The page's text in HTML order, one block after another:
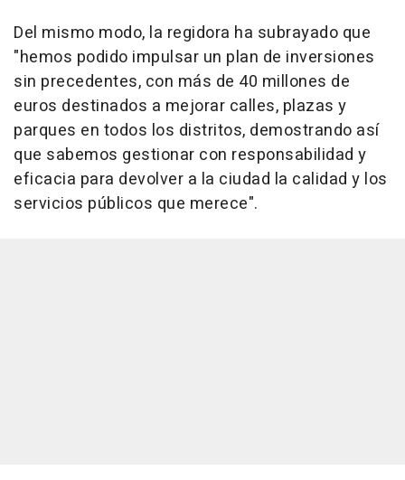
Del mismo modo, la regidora ha subrayado que
"hemos podido impulsar un plan de inversiones
sin precedentes, con más de 40 millones de
euros destinados a mejorar calles, plazas y
parques en todos los distritos, demostrando así
que sabemos gestionar con responsabilidad y
eficacia para devolver a la ciudad la calidad y los
servicios públicos que merece".